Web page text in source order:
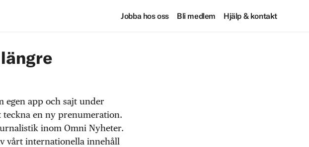
Jobba hos oss Bli medlem Hjälp & kontakt
egen app och sajt under
en ny prenumeration.
inom Omni Nyheter.
vårt internationella innehåll